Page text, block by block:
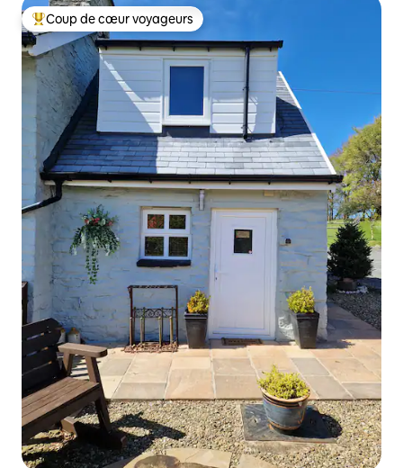
Coups de cœur voyageurs les plus appréciés
Coup de cœur voyageurs